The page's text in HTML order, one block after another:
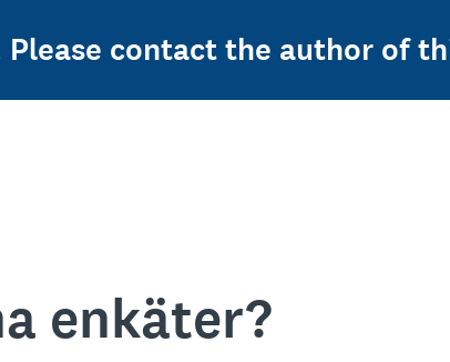
contact the author of
enkäter?